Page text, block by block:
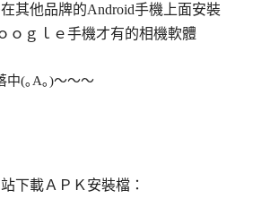
其他品牌的Android手機上面安裝
ｏｇｌｅ手機才有的相機軟體
中(｡A｡)～～～
下載ＡＰＫ安裝檔：